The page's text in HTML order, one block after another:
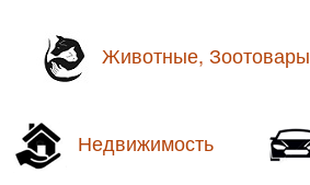
Животные, Зоотовары
Недвижимость